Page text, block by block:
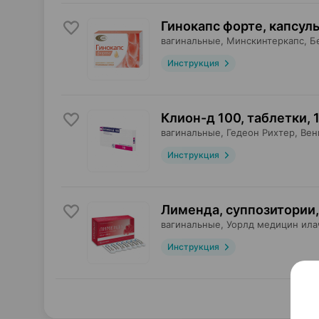
Гинокапс форте,
вагинальные, Минскинтеркапс ,
Инструкция
Клион-д 100, таблетки,
вагинальные, Гедеон Рихтер ,
Инструкция
Лименда, суппозитории,
вагинальные, Уорлд медицин
Инструкция